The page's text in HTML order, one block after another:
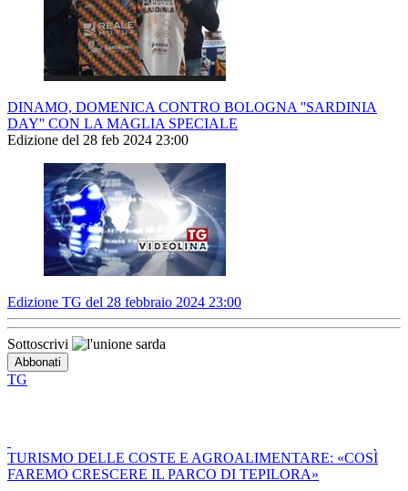
DINAMO, DOMENICA CONTRO BOLOGNA ''SARDINIA
DAY'' CON LA MAGLIA SPECIALE
Edizione del 28 feb 2024 23:00
Edizione TG del 28 febbraio 2024 23:00
Sottoscrivi
TG
TURISMO DELLE COSTE E AGROALIMENTARE: «COSÌ
FAREMO CRESCERE IL PARCO DI TEPILORA»